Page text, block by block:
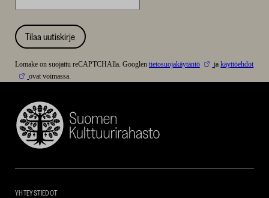
Tilaa uutiskirje
Lomake on suojattu reCAPTCHAlla. Googlen tietosuojakäytäntö jakäyttöehdot
ovat voimassa.
Suomen
Kulttuurirahasto
YHTEYSTIEDOT